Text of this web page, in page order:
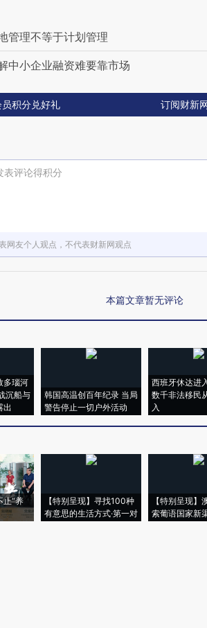
管理不等于计划管理
中小企业融资难要靠市场
员积分兑好礼 订阅财新
表评论得积分
网友个人观点，不代表财新网观点
本篇文章暂无评论
多瑙河
沉船与
出
韩国高温创百年纪录 当局
警告停止一切户外活动
西班牙休达进
数千非法移民
入
止“养
【特别呈现】寻找100种
有意思的生活方式·第一对
【特别呈现】
索葡语国家新